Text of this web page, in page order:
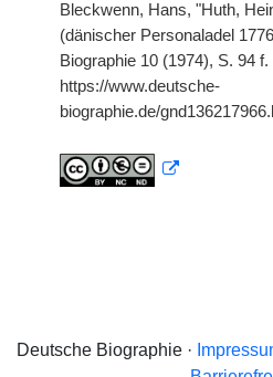
Bleckwenn, Hans, "Huth,
(dänischer Personaladel
Biographie 10 (1974), S. 94
https://www.deutsche-
biographie.de/
Deutsche Biographie ·